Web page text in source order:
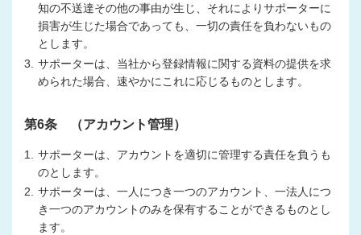
知の不送達その他の事由が生じ、それによりサポーターに
損害が生じた場合であっても、一切の責任を負わないもの
とします。
3.
サポーターは、当社から登録情報に関する資料の提供を求
められた場合、速やかにこれに応じるものとします。
第6条 （アカウント管理）
1.
サポーターは、アカウントを適切に管理する責任を負うも
のとします。
2. サポーターは、一人につき一つのアカウント、一法人につ
き一つのアカウントのみを保有することができるものとし
ます。